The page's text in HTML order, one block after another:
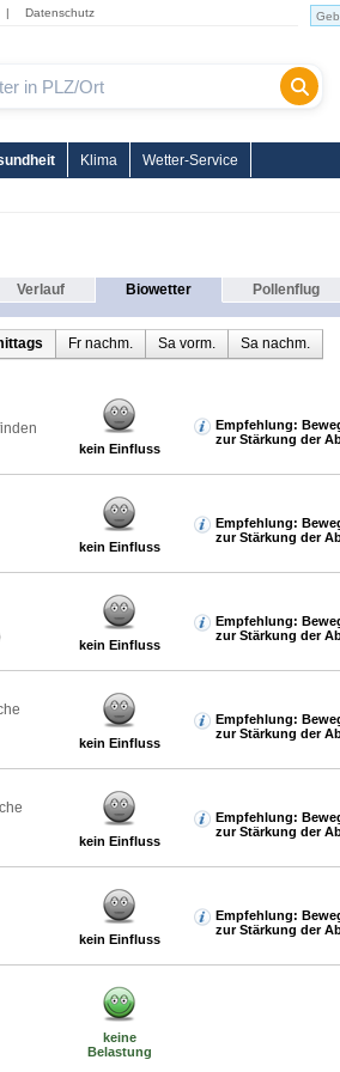
| Datenschutz
Klima Wetter-Service
Verlauf Biowetter Pollenflug
Fr nachm. Sa vorm. Sa nachm.
kein Einfluss
Empfehlung:
zur Stärkung der
kein Einfluss
Empfehlung:
zur Stärkung der
kein Einfluss
Empfehlung:
zur Stärkung der
kein Einfluss
Empfehlung:
zur Stärkung der
kein Einfluss
Empfehlung:
zur Stärkung der
kein Einfluss
Empfehlung:
zur Stärkung der
keine
Belastung